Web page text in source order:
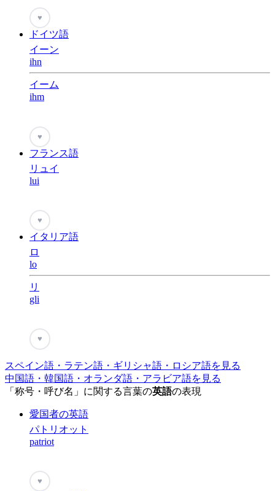
♥
ドイツ語
イーン
ihn
イーム
ihm
♥
フランス語
リュイ
lui
♥
イタリア語
ロ
lo
リ
gli
♥
スペイン語・ラテン語・ギリシャ語・ロシア語を見る
中国語・韓国語・オランダ語・アラビア語を見る
「称号・呼び名」に関する言葉の英語の表現
愛国者の英語
パトリオット
patriot
♥